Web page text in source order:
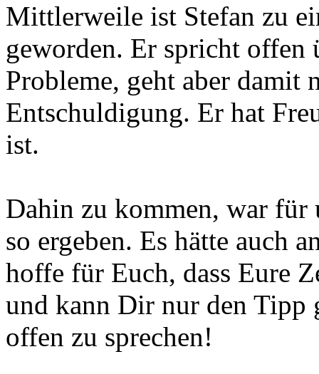
Mittlerweile ist Stefan zu
geworden. Er spricht offen
Probleme, geht aber damit
Entschuldigung. Er hat
ist.
Dahin zu kommen, war
so ergeben. Es hätte auch
hoffe für Euch, dass Eure
und kann Dir nur den Tipp
offen zu sprechen!